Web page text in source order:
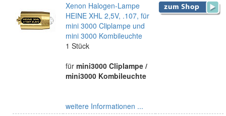
Xenon Halogen-Lampe
HEINE XHL 2,5V, .107, für
mini 3000 Cliplampe und
mini 3000 Kombileuchte
1 Stück
für mini3000 Cliplampe /
mini3000 Kombileuchte
weitere Informationen ...